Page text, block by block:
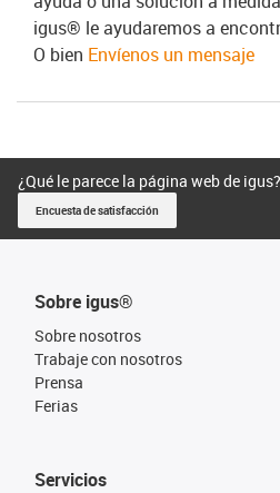
igus® le ayudaremos a
O bien Envíenos un mensaje
¿Qué le parece la página web de
Encuesta de satisfacción
Sobre igus®
Sobre nosotros
Trabaje con nosotros
Prensa
Ferias
Servicios